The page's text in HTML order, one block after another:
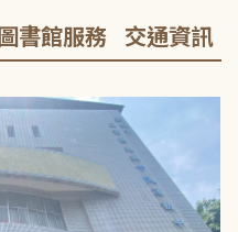
圖書館服務 交通資訊